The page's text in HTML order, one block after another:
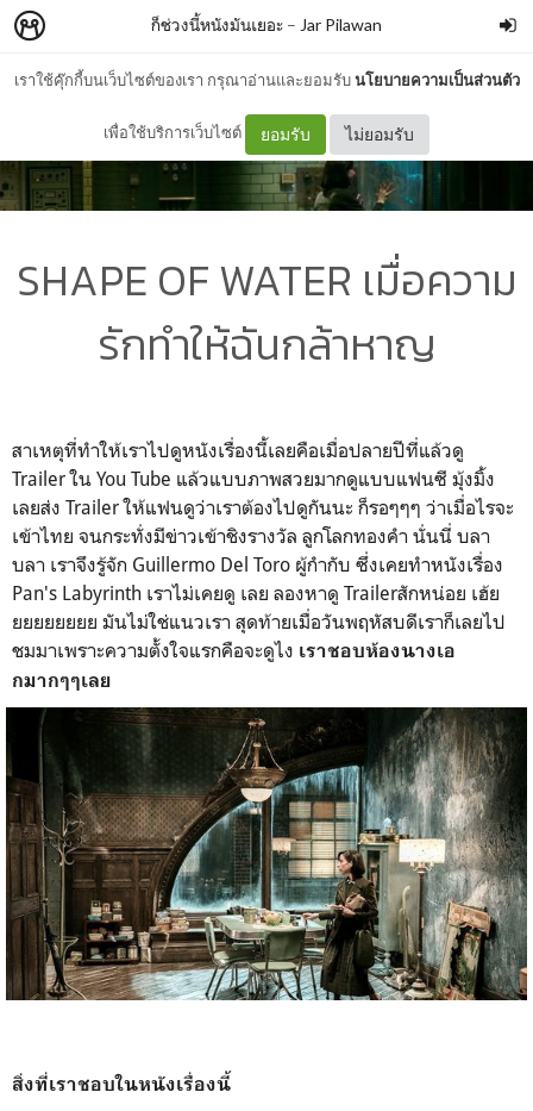
เราใช้คุ๊กกี้บนเว็บไซต์ของเรา กรุณาอ่านและยอมรับนโยบายความเป็นส่วนตัว
เพื่อใช้บริการเว็บไซต์ ยอมรับ ไม่ยอมรับ
ก็ช่วงนี้หนังมันเยอะ – Jar Pilawan
SHAPE OF WATER เมื่อความ
รักทำให้ฉันกล้าหาญ
สาเหตุที่ทำให้เราไปดูหนังเรื่องนี้เลยคือเมื่อปลายปีที่แล้วดู
Trailer ใน You Tube แล้วแบบภาพสวยมากดูแบบแฟนซี มุ้งมิ้ง
เลยส่ง Trailer ให้แฟนดูว่าเราต้องไปดูกันนะ ก็รอๆๆๆ ว่าเมื่อไรจะ
เข้าไทย จนกระทั่งมีข่าวเข้าชิงรางวัล ลูกโลกทองคำ นั่นนี่ บลา
บลา เราจึงรู้จัก Guillermo Del Toro ผู้กำกับ ซึ่งเคยทำหนังเรื่อง
Pan's Labyrinth เราไม่เคยดู เลย ลองหาดู Trailerสักหน่อย เฮ้ย
ยยยยยยยย มันไม่ใช่แนวเรา สุดท้ายเมื่อวันพฤหัสบดีเราก็เลยไป
ชมมาเพราะความตั้งใจแรกคือจะดูไง เราชอบห้องนางเอ
กมากๆๆเลย
สิ่งที่เราชอบในหนังเรื่องนี้